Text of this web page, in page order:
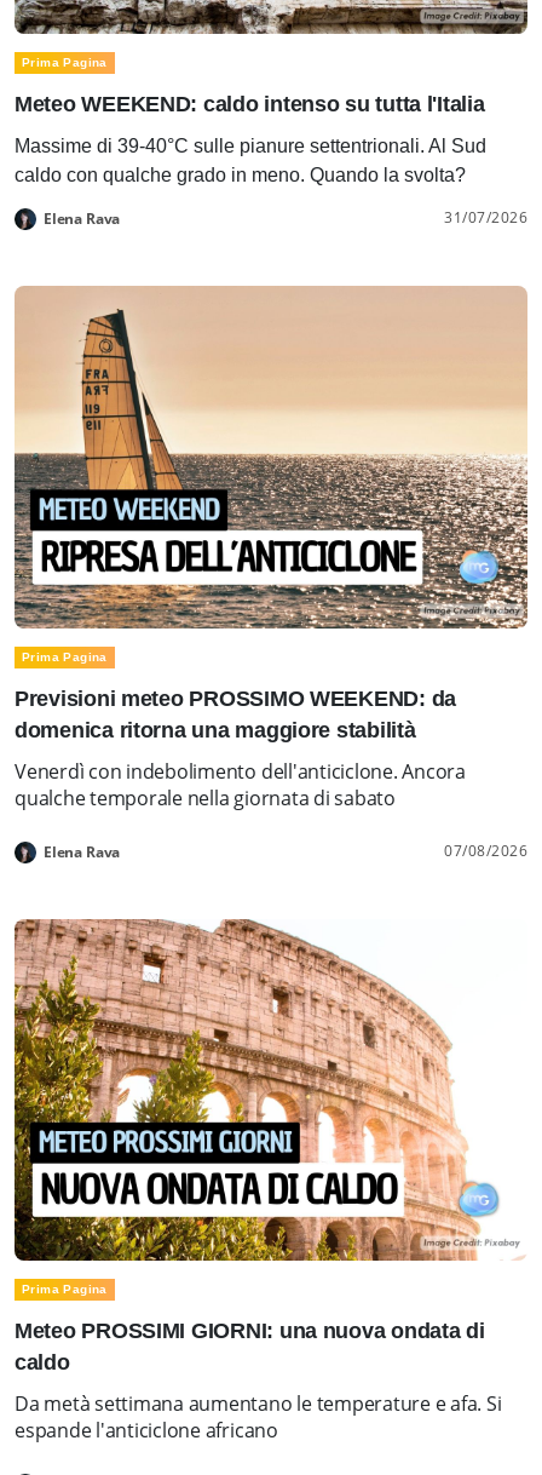
Prima Pagina
Meteo WEEKEND: caldo intenso su tutta l'Italia
Massime di 39-40°C sulle pianure settentrionali. Al Sud
caldo con qualche grado in meno. Quando la svolta?
Elena Rava 31/07/2026
Prima Pagina
Previsioni meteo PROSSIMO WEEKEND: da
domenica ritorna una maggiore stabilità
Venerdì con indebolimento dell'anticiclone. Ancora
qualche temporale nella giornata di sabato
Elena Rava 07/08/2026
Prima Pagina
Meteo PROSSIMI GIORNI: una nuova ondata di
caldo
Da metà settimana aumentano le temperature e afa. Si
espande l'anticiclone africano